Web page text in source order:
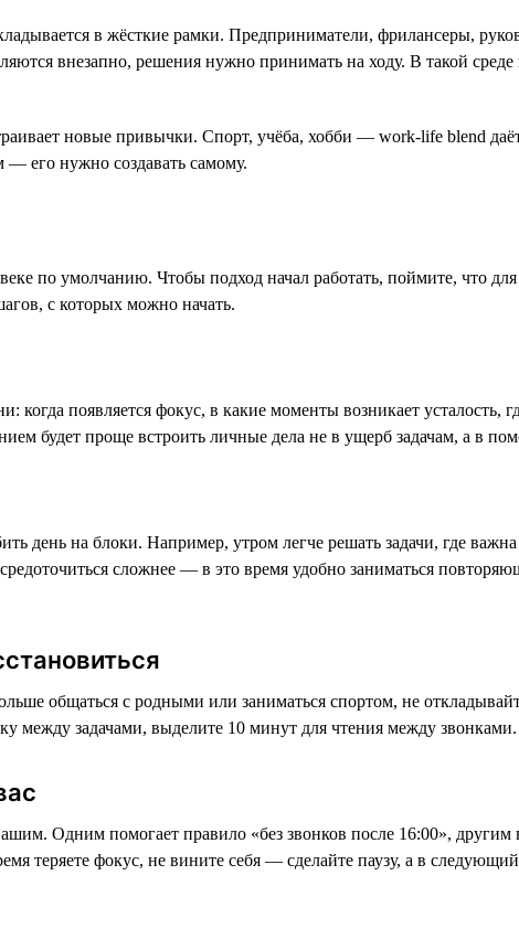
в жёсткие рамки. Предприниматели, фрилансеры,
внезапно, решения нужно принимать на ходу. В такой
новые привычки. Спорт, учёба, хобби — work-life blend
— его нужно создавать самому.
по умолчанию. Чтобы подход начал работать, поймите, что
с которых можно начать.
когда появляется фокус, в какие моменты возникает усталость,
будет проще встроить личные дела не в ущерб задачам, а в
день на блоки. Например, утром легче решать задачи, где
сложнее — в это время удобно заниматься
общаться с родными или заниматься спортом, не
между задачами, выделите 10 минут для чтения между
Одним помогает правило «без звонков после 16:00»,
теряете фокус, не вините себя — сделайте паузу, а в